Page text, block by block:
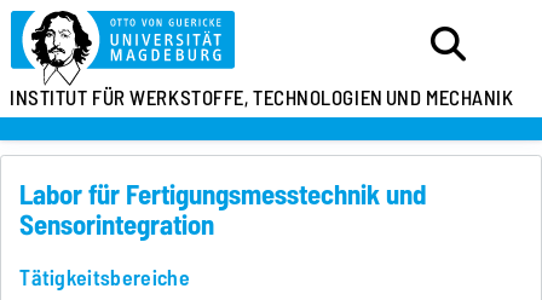
INSTITUT FÜRWERKSTOFFE, TECHNOLOGIENUND MECHANIK
Labor für Fertigungsmesstechnik und
Sensorintegration
Tätigkeitsbereiche